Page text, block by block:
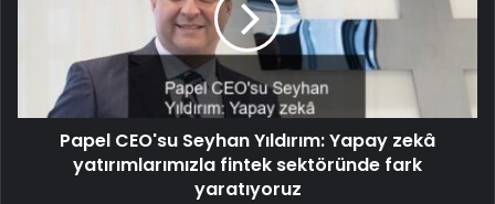
Papel CEO'su Seyhan Yıldırım: Yapay zekâ
yatırımlarımızla fintek sektöründe fark
yaratıyoruz